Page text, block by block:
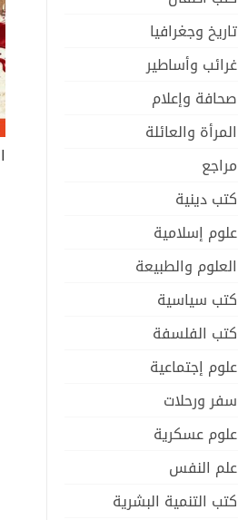
تاريخ وجغرافيا
غرائب وأساطير
صحافة وإعلام
المرأة والعائلة
مراجع
كتب دينية
علوم إسلامية
العلوم والطبيعة
كتب سياسية
كتب الفلسفة
علوم إجتماعية
سفر ورحلات
علوم عسكرية
علم النفس
كتب التنمية البشرية